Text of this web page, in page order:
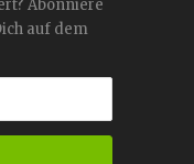
Abonniere
auf dem